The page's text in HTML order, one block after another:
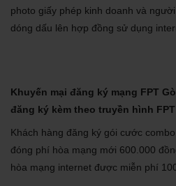
photo giấy phép kinh doanh và
dóng dấu lên hợp đồng sử dụng
Khuyến mại đăng ký mạng FPT
đăng ký kèm theo truyền hình FPT
Khách hàng đăng ký gói cước
đóng phí hòa mạng mới 600.000
hòa mạng internet được miễn phí